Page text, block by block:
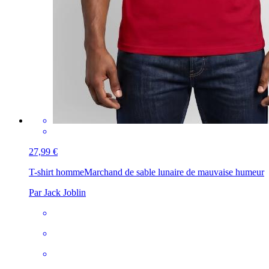
27,99 €
T-shirt hommeMarchand de sable lunaire de mauvaise humeur
Par Jack Joblin